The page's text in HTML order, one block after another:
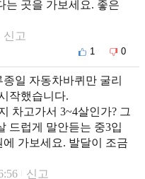
는 곳을 가보세요. 좋은
신고
1 0
일 자동차바퀴만 굴리
작했습니다.
차고가서 3~4살인가? 그
드럽게 말안듣는 중3입
가보세요. 발달이 조금
신고